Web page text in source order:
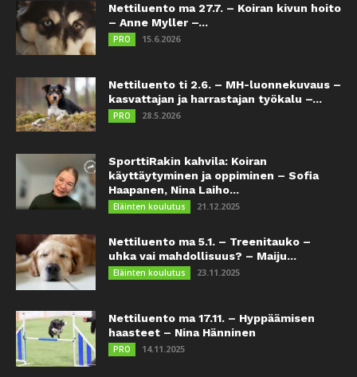
Nettiluento ma 27.7. – Koiran kivun hoito
– Anne Myller –...
PRO 15.6.2026
Nettiluento ti 2.6. – MH-luonnekuvaus –
kasvattajan ja harrastajan työkalu –...
PRO 28.5.2026
SporttiRakin kahvila: Koiran
käyttäytyminen ja oppiminen – Sofia
Haapanen, Nina Laiho...
Eläinten koulutus 21.12.2025
Nettiluento ma 5.1. – Treenitauko –
uhka vai mahdollisuus? – Maiju...
Eläinten koulutus 23.11.2025
Nettiluento ma 17.11. – Hyppäämisen
haasteet – Nina Hänninen
PRO 14.11.2025